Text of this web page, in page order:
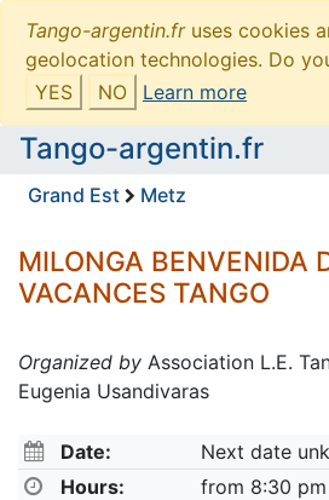
Tango-argentin.fruses cookies
geolocation technologies. Do
YES
NO Learn more
Tango-argentin.fr
Grand Est Metz
MILONGA BENVENIDA
VACANCES TANGO
Organized by Association L.E.
Eugenia Usandivaras
Date:
Next date
Hours:
from 8:30